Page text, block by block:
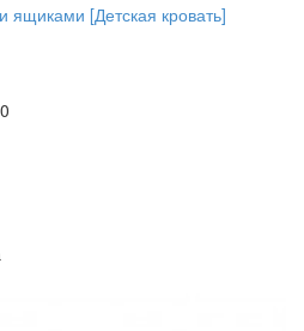
ящиками [Детская кровать]